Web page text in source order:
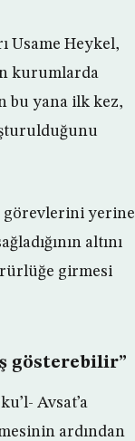
Usame Heykel,
kurumlarda
bu yana ilk kez,
görevlerini yerine
altını
girmesi
gösterebilir”
Avsat’a
ardından